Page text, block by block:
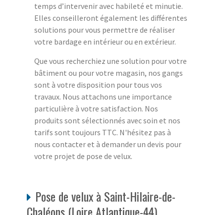
temps d’intervenir avec habileté et minutie.
Elles conseilleront également les différentes
solutions pour vous permettre de réaliser
votre bardage en intérieur ou en extérieur.
Que vous recherchiez une solution pour votre
bâtiment ou pour votre magasin, nos gangs
sont à votre disposition pour tous vos
travaux. Nous attachons une importance
particulière à votre satisfaction. Nos
produits sont sélectionnés avec soin et nos
tarifs sont toujours TTC. N'hésitez pas à
nous contacter et à demander un devis pour
votre projet de pose de velux.
Pose de velux à Saint-Hilaire-de-